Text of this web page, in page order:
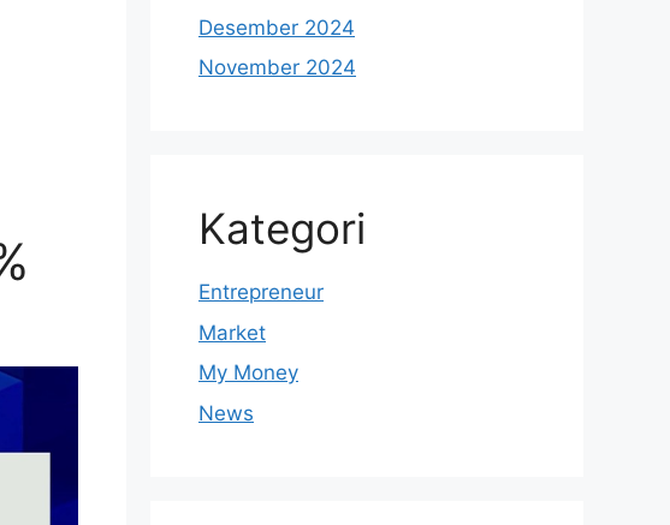
Desember 2024
November 2024
Kategori
Entrepreneur
Market
My Money
News